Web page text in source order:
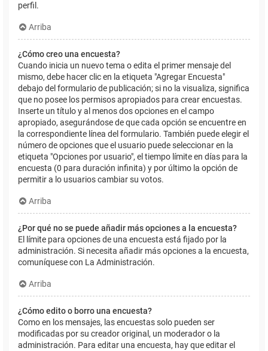
perfil.
Arriba
¿Cómo creo una encuesta?
Cuando inicia un nuevo tema o edita el primer mensaje del
mismo, debe hacer clic en la etiqueta "Agregar Encuesta"
debajo del formulario de publicación; si no la visualiza, significa
que no posee los permisos apropiados para crear encuestas.
Inserte un título y al menos dos opciones en el campo
apropiado, asegurándose de que cada opción se encuentre en
la correspondiente línea del formulario. También puede elegir el
número de opciones que el usuario puede seleccionar en la
etiqueta "Opciones por usuario", el tiempo límite en días para la
encuesta (0 para duración infinita) y por último la opción de
permitir a lo usuarios cambiar su votos.
Arriba
¿Por qué no se puede añadir más opciones a la encuesta?
El límite para opciones de una encuesta está fijado por la
administración. Si necesita añadir más opciones a la encuesta,
comuníquese con La Administración.
Arriba
¿Cómo edito o borro una encuesta?
Como en los mensajes, las encuestas solo pueden ser
modificadas por su creador original, un moderador o la
administración. Para editar una encuesta, hay que editar el